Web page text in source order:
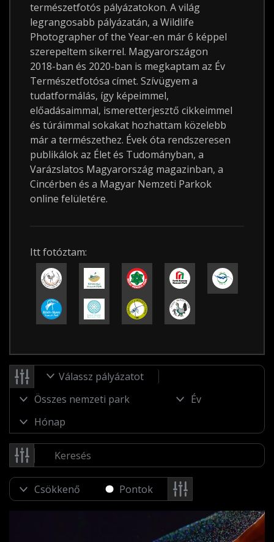
természetfotós pályázatokon. A világ
legrangosabb pályázatán, a Wildlife
Photographer of the Year-en már 6 képpel
szerepeltem sikerrel. Magyarországon
2018-ban és 2020-ban is megkaptam az Év
Természetfotósa címet. Szívügyem a
tudatformálás, így képeimmel,
előadásaimmal, ismeretterjesztő cikkeimmel
és túráimmal sokakat hozhattam közelebb
már a természethez. Évek óta rendszeresen
publikálok az Élet és Tudományban, a
Varázslatos Magyarország magazinban, a
Cincérben és a Magyar Nemzeti Parkok
online felületére.
Itt fotóztam:
Válassz pályázatot
Pontok